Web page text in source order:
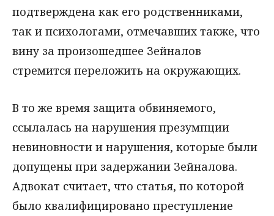
подтверждена как его родственниками,
так и психологами, отмечавших также, что
вину за произошедшее Зейналов
стремится переложить на окружающих.
В то же время защита обвиняемого,
ссылалась на нарушения презумпции
невиновности и нарушения, которые были
допущены при задержании Зейналова.
Адвокат считает, что статья, по которой
было квалифицировано преступление